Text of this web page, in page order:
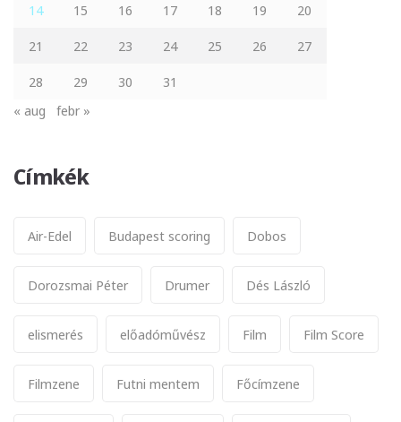
14
15 16 17 18 19
20
21
22 23 24 25 26
27
28
29 30
31
« aug
febr »
Címkék
Air-Edel Budapest scoring Dobos
Dorozsmai Péter Drumer Dés László
elismerés előadóművész Film Film Score
Filmzene Futni mentem Főcímzene